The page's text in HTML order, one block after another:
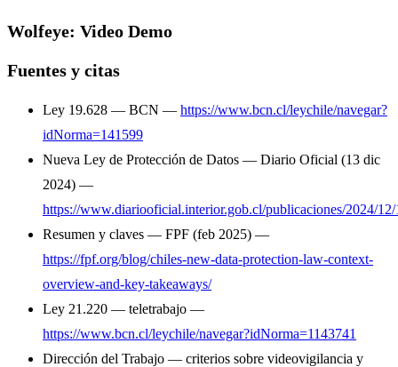
Wolfeye: Video Demo
Fuentes y citas
Ley 19.628 — BCN — https://www.bcn.cl/leychile/navegar?
idNorma=141599
Nueva Ley de Protección de Datos — Diario Oficial (13 dic
2024) —
https://www.diariooficial.interior.gob.cl/publicaciones/2024/
Resumen y claves — FPF (feb 2025) —
https://fpf.org/blog/chiles-new-data-protection-law-context-
overview-and-key-takeaways/
Ley 21.220 — teletrabajo —
https://www.bcn.cl/leychile/navegar?idNorma=1143741
Dirección del Trabajo — criterios sobre videovigilancia y